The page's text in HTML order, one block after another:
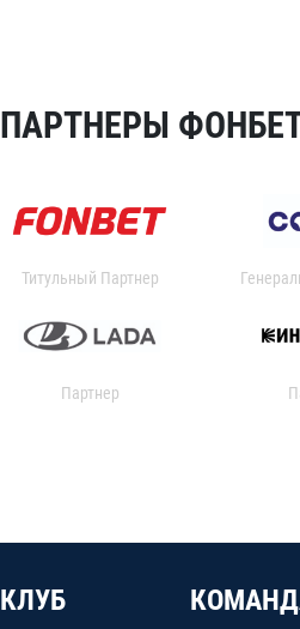
ПАРТНЕРЫ
Титульный Партнер
Партнер
КЛУБ